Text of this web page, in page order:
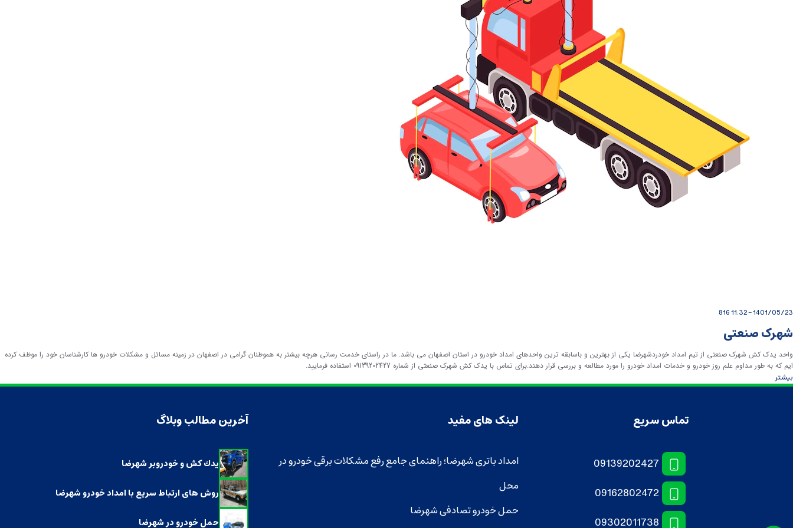
1401/05/23 - 11:32
816
شهرک صنعتی
واحد یدک کش شهرک صنعتی از تیم امداد خودردشهرضا یکی از بهترین و باسابقه ترین واحدهای امداد خودرو در استان اصفهان می باشد. ما در راستای خدمت رسانی هرچه بیشتر به هموطنان گرامی در اصفهان در زمینه مسائل و مشکلات خودرو ها کارشناسان خود را موظف کرده
ایم که به طور مداوم علم روز خودرو و خدمات امداد خودرو را مورد مطالعه و بررسی قرار دهند.برای تماس با یدک کش شهرک صنعتی از شماره 09139202427 استفاده فرمایید.
بیشتر
تماس سریع
09139202427
09162802472
09302011738
لینک های مفید
امداد باتری شهرضا؛ راهنمای جامع رفع مشکلات برقی خودرو در
محل
حمل خودرو تصادفی شهرضا
آخرین مطالب وبلاگ
يدك كش و خودروبر شهرضا
روش های ارتباط سریع با امداد خودرو شهرضا
حمل خودرو در شهرضا